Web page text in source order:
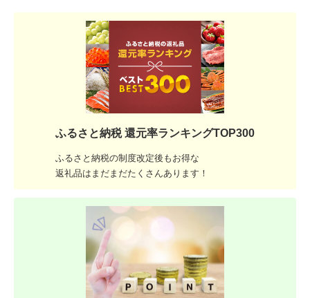
ふるさと納税 還元率ランキングTOP300
ふるさと納税の制度改定後もお得な
返礼品はまだまだたくさんあります！